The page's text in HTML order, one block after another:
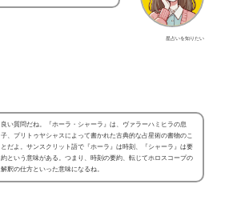
星占いを知りたい
良い質問だね。『ホーラ・シャーラ』は、ヴァラーハミヒラの息
子、プリトゥヤシャスによって書かれた古典的な占星術の書物のこ
とだよ。サンスクリット語で『ホーラ』は時刻、『シャーラ』は要
約という意味がある。つまり、時刻の要約、転じてホロスコープの
解釈の仕方といった意味になるね。